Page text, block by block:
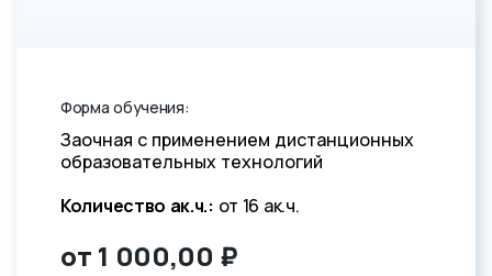
Форма обучения:
Заочная с применением дистанционных
образовательных технологий
Количество ак.ч.: от 16 ак.ч.
от 1 000,00 ₽